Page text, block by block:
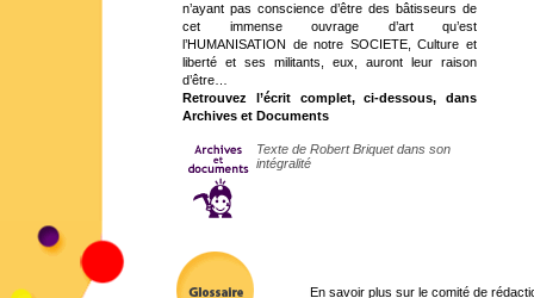
n’ayant pas conscience d’être des bâtisseurs de
cet immense ouvrage d’art qu’est
l’HUMANISATION de notre SOCIETE, Culture et
liberté et ses militants, eux, auront leur raison
d’être…
Retrouvez l’écrit complet, ci-dessous, dans
Archives et Documents
Texte de Robert Briquet dans son
intégralité
En savoir plus sur le comité de